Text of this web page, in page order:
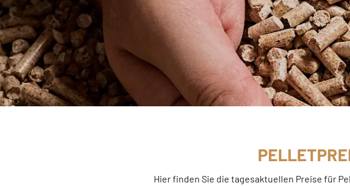
Hier finden Sie die tagesaktuellen Preise für